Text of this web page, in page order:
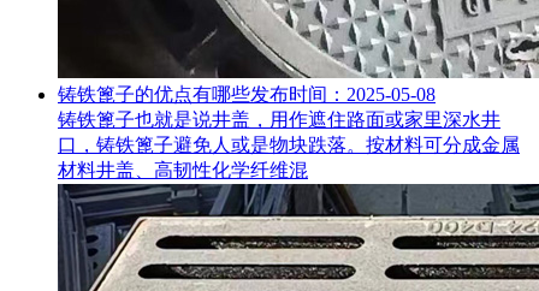
铸铁篦子的优点有哪些发布时间：2025-05-08
铸铁篦子也就是说井盖，用作遮住路面或家里深水井
口，铸铁篦子避免人或是物块跌落。按材料可分成金属
材料井盖、高韧性化学纤维混